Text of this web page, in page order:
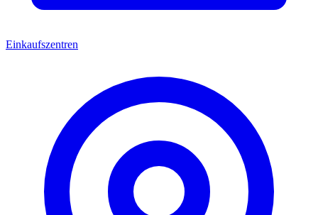
Einkaufszentren